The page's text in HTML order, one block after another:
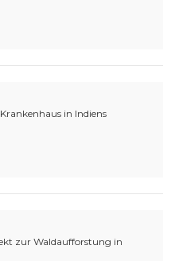
in Indiens
zur Waldaufforstung in